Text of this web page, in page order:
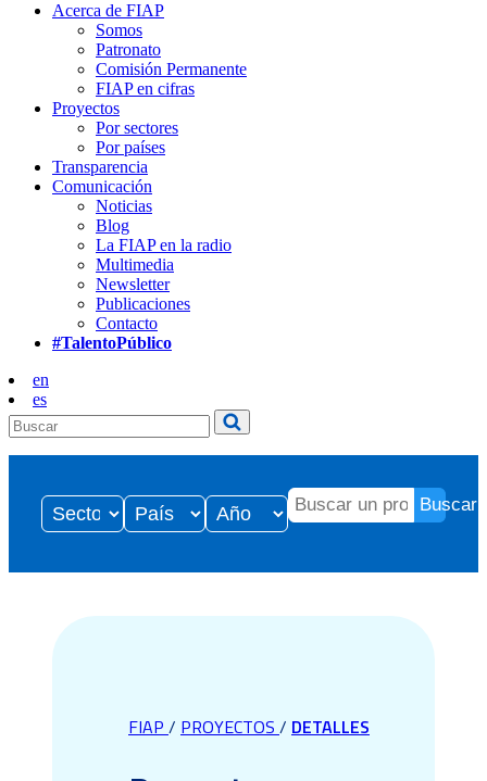
Acerca de FIAP
Somos
Patronato
Comisión Permanente
FIAP en cifras
Proyectos
Por sectores
Por países
Transparencia
Comunicación
Noticias
Blog
La FIAP en la radio
Multimedia
Newsletter
Publicaciones
Contacto
#TalentoPúblico
en
es
Buscar
FIAP / PROYECTOS / DETALLES